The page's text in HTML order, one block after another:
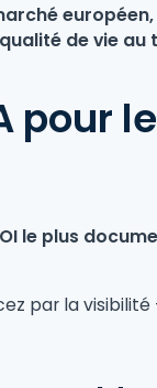
de vie au
pour
le plus
par la